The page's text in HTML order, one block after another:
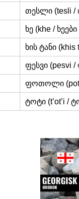
თესლი (tesli /
ხე (khe /
ხის ტანი (khis
ფესვი (pesvi /
ფოთოლი
ტოტი (t’ot’i /